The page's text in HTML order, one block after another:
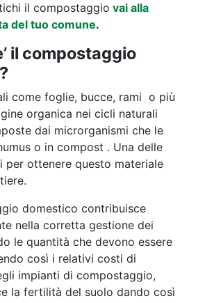
il compostaggio vai alla
del tuo comune.
il compostaggio
come foglie, bucce, rami o più
organica nei cicli naturali
dai microrganismi che le
o in compost . Una delle
per ottenere questo materiale
domestico contribuisce
nella corretta gestione dei
le quantità che devono essere
così i relativi costi di
impianti di compostaggio,
la fertilità del suolo dando così